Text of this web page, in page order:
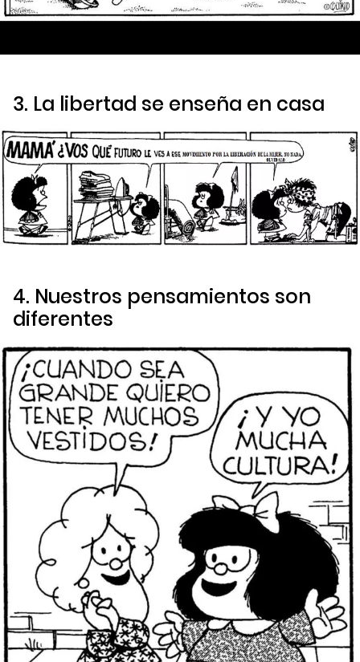
3. La libertad se enseña en casa
4. Nuestros pensamientos son
diferentes